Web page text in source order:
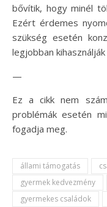
bővítik, hogy minél
Ezért érdemes
szükség esetén
legjobban
—
Ez a cikk nem
problémák esetén
fogadja meg.
állami támogatás
gyermek kedvezmény
gyermekes családok